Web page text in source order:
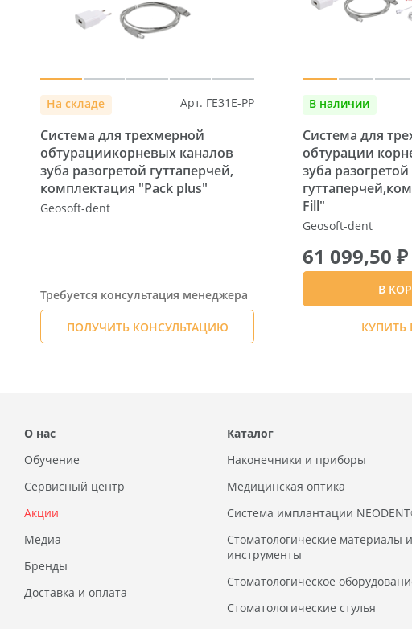
На складе Арт. ГЕ31E-PP
Система для трехмерной
обтурациикорневых каналов
зуба разогретой гуттаперчей,
комплектация "Pack plus"
Geosoft-dent
Требуется консультация менеджера
ПОЛУЧИТЬ КОНСУЛЬТАЦИЮ
В наличии
Система для
обтурации
зуба разогретой
Fill"
Geosoft-dent
61 099,50 ₽
В
КУПИТЬ
О нас
Обучение
Сервисный центр
Акции
Медиа
Бренды
Доставка и оплата
Каталог
Наконечники и приборы
Медицинская оптика
Система имплантации
Стоматологические материалы и
инструменты
Стоматологическое
Стоматологические стулья